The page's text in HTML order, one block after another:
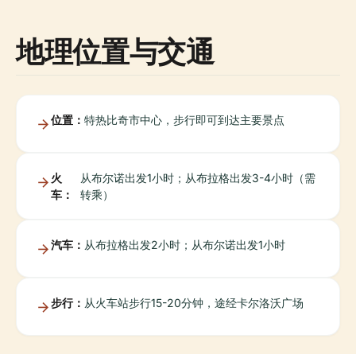
地理位置与交通
位置： 特热比奇市中心，步行即可到达主要景点
火
车：
从布尔诺出发1小时；从布拉格出发3-4小时（需
转乘）
汽车： 从布拉格出发2小时；从布尔诺出发1小时
步行： 从火车站步行15-20分钟，途经卡尔洛沃广场